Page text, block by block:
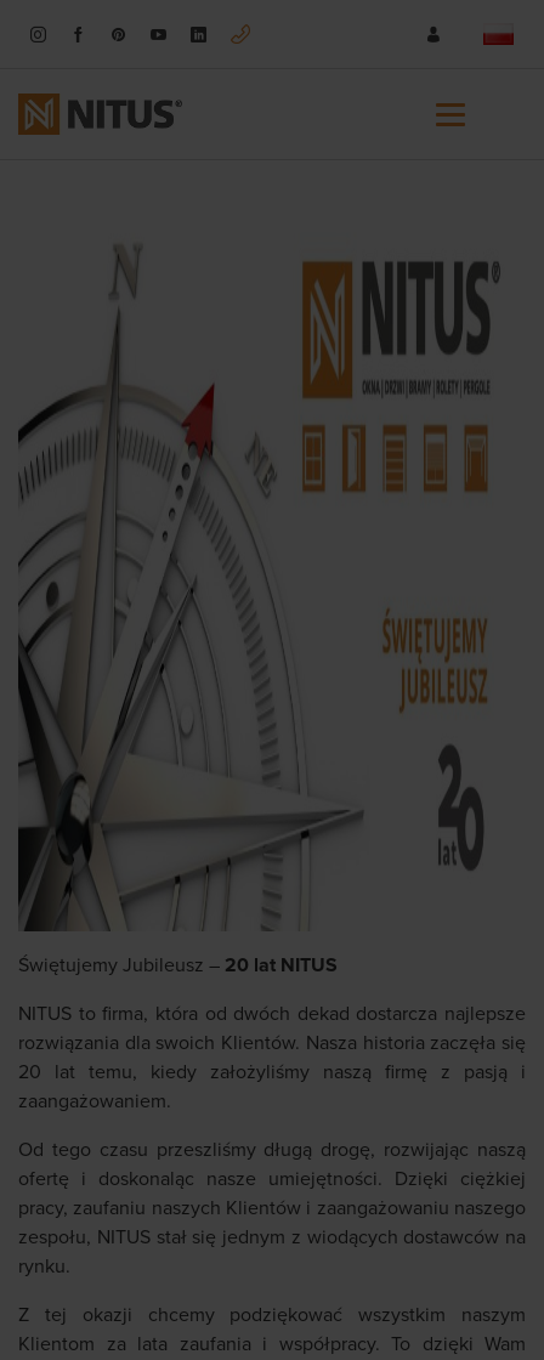
Świętujemy Jubileusz – 20 lat NITUS
NITUS to firma, która od dwóch dekad dostarcza najlepsze
rozwiązania dla swoich Klientów. Nasza historia zaczęła się
20 lat temu, kiedy założyliśmy naszą firmę z pasją i
zaangażowaniem.
Od tego czasu przeszliśmy długą drogę, rozwijając naszą
ofertę i doskonaląc nasze umiejętności. Dzięki ciężkiej
pracy, zaufaniu naszych Klientów i zaangażowaniu naszego
zespołu, NITUS stał się jednym z wiodących dostawców na
rynku.
Z tej okazji chcemy podziękować wszystkim naszym
Klientom za lata zaufania i współpracy. To dzięki Wam